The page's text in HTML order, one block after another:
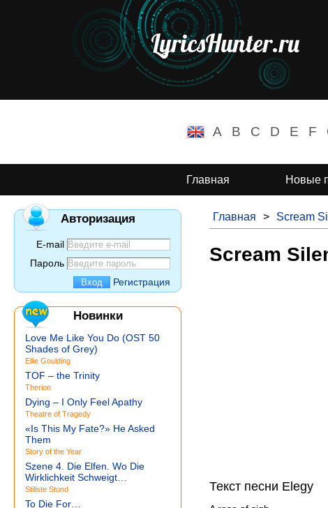
LyricsHunter.ru
A B C D E F
Главная Новые
Главная > Scream
Scream
Текст песни Elegy
Авторизация
E-mail
Пароль
Регистрация
Новинки
Love Me Like You Do (OST 50
Shades of Grey)
Ellie Goulding
TOF – the Trinity
Therion
Dying – I Only Feel Apathy
Theatre of Tragedy
«Is This My Fate?» He Asked
Them
Story of the Year
Szene 4. Die Elfen. Wo Die
Wirklichkeit Schweigt…
Stillste Stund
To Die For…